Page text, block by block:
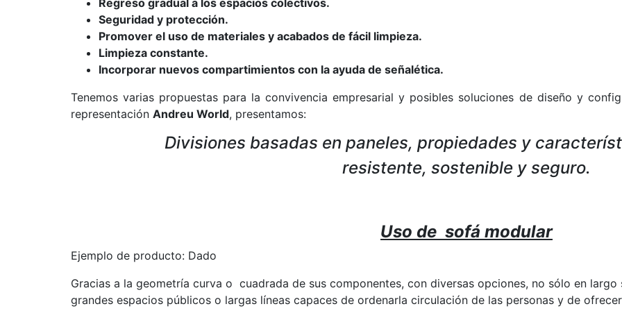
Regreso gradual a los espacios colectivos.
Seguridad y protección.
Promover el uso de materiales y acabados de fácil limpieza.
Limpieza constante.
Incorporar nuevos compartimientos con la ayuda de señalética.
Tenemos varias propuestas para la convivencia empresarial y posibles soluciones de diseño y
representación Andreu World, presentamos:
Divisiones basadas en paneles, propiedades y
resistente, sostenible y seguro.
Uso de sofá modular
Ejemplo de producto: Dado
Gracias a la geometría curva o cuadrada de sus componentes, con diversas opciones, no sólo en
grandes espacios públicos o largas líneas capaces de ordenarla circulación de las personas y de